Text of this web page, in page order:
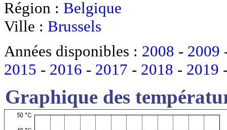
Région : Belgique
Ville : Brussels
Années disponibles : 2008 - 2009
2015 - 2016 - 2017 - 2018 - 2019
Graphique des